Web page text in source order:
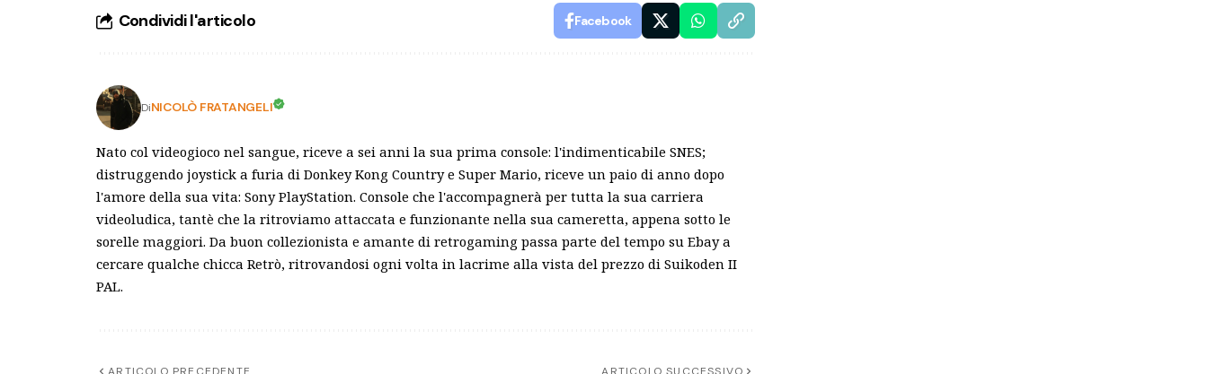
Condividi l'articolo Facebook
DiNICOLÒ FRATANGELI
Nato col videogioco nel sangue, riceve a sei anni la sua prima console: l'indimenticabile SNES;
distruggendo joystick a furia di Donkey Kong Country e Super Mario, riceve un paio di anno dopo
l'amore della sua vita: Sony PlayStation. Console che l'accompagnerà per tutta la sua carriera
videoludica, tantè che la ritroviamo attaccata e funzionante nella sua cameretta, appena sotto le
sorelle maggiori. Da buon collezionista e amante di retrogaming passa parte del tempo su Ebay a
cercare qualche chicca Retrò, ritrovandosi ogni volta in lacrime alla vista del prezzo di Suikoden II
PAL.
ARTICOLO PRECEDENTE ARTICOLO SUCCESSIVO